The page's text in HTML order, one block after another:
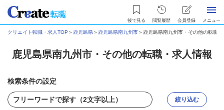
後で見る 閲覧履歴 会員登録 メニュー
クリエイト転職・求人TOP ＞ 鹿児島県＞ 鹿児島県南九州市＞ 鹿児島県南九州市・その他の転職
鹿児島県南九州市・その他の転職・求人情報
検索条件の設定
絞り込む